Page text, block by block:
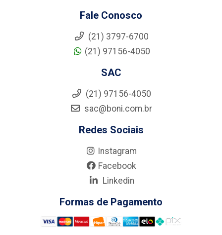
Fale Conosco
(21) 3797-6700
(21) 97156-4050
SAC
(21) 97156-4050
sac@boni.com.br
Redes Sociais
Instagram
Facebook
Linkedin
Formas de Pagamento